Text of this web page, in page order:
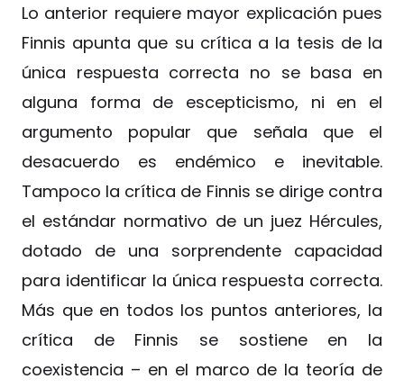
Lo anterior requiere mayor explicación pues
Finnis apunta que su crítica a la tesis de la
única respuesta correcta no se basa en
alguna forma de escepticismo, ni en el
argumento popular que señala que el
desacuerdo es endémico e inevitable.
Tampoco la crítica de Finnis se dirige contra
el estándar normativo de un juez Hércules,
dotado de una sorprendente capacidad
para identificar la única respuesta correcta.
Más que en todos los puntos anteriores, la
crítica de Finnis se sostiene en la
coexistencia – en el marco de la teoría de